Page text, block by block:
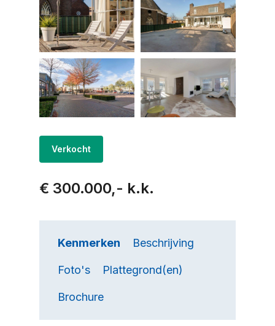
Verkocht
€ 300.000,- k.k.
Kenmerken Beschrijving
Foto's Plattegrond(en)
Brochure